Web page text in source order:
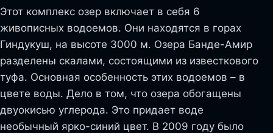
Этот комплекс озер включает в себя 6
живописных водоемов. Они находятся в горах
Гиндукуш, на высоте 3000 м. Озера Банде-Амир
разделены скалами, состоящими из известкового
туфа. Основная особенность этих водоемов – в
цвете воды. Дело в том, что озера обогащены
двуокисью углерода. Это придает воде
необычный ярко-синий цвет. В 2009 году было